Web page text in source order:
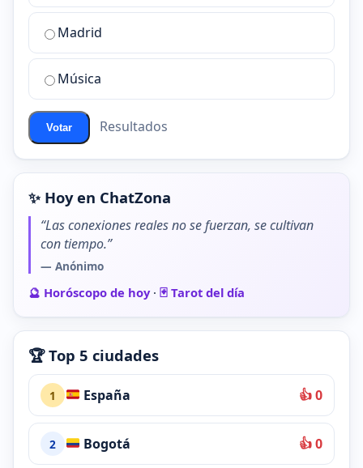
sala
chat
ChatZona?
Madrid
Música
Votar Resultados
✨ Hoy en ChatZona
“Las conexiones reales no se fuerzan, se cultivan
con tiempo.”
— Anónimo
🔮 Horóscopo de hoy· 🃏 Tarot del día
🏆 Top 5 ciudades
1 España 👍 0
2 Bogotá 👍 0